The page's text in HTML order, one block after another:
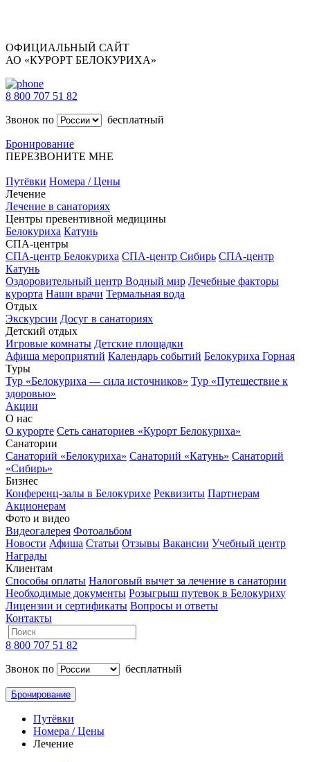
ОФИЦИАЛЬНЫЙ САЙТ
АО «КУРОРТ БЕЛОКУРИХА»
8 800 707 51 82
Звонок по
бесплатный
Бронирование
ПЕРЕЗВОНИТЕ МНЕ
Путёвки Номера / Цены
Лечение
Лечение в санаториях
Центры превентивной медицины
Белокуриха Катунь
СПА-центры
СПА-центр Белокуриха СПА-центр Сибирь СПА-центр
Катунь
Оздоровительный центр Водный мир Лечебные факторы
курорта Наши врачи Термальная вода
Отдых
Экскурсии Досуг в санаториях
Детский отдых
Игровые комнаты Детские площадки
Афиша мероприятий Календарь событий Белокуриха Горная
Туры
Тур «Белокуриха — сила источников» Тур «Путешествие к
здоровью»
Акции
О нас
О курорте Сеть санаториев «Курорт Белокуриха»
Санатории
Санаторий «Белокуриха» Санаторий «Катунь» Санаторий
«Сибирь»
Бизнес
Конференц-залы в Белокурихе Реквизиты Партнерам
Акционерам
Фото и видео
Видеогалерея Фотоальбом
Новости Афиша Статьи Отзывы Вакансии Учебный центр
Награды
Клиентам
Способы оплаты Налоговый вычет за лечение в санатории
Необходимые документы Розыгрыш путевок в Белокуриху
Лицензии и сертификаты Вопросы и ответы
Контакты
8 800 707 51 82
Звонок по
бесплатный
Бронирование
Путёвки
Номера / Цены
Лечение